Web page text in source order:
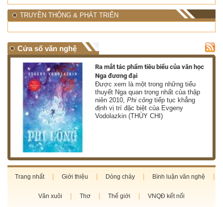
TRUYỀN THÔNG & PHÁT TRIỂN
Cửa sổ văn nghệ
Ra mắt tác phẩm tiêu biểu của văn học
Nga đương đại
Được xem là một trong những tiểu
thuyết Nga quan trọng nhất của thập
niên 2010,Phi công tiếp tục khẳng
định vị trí đặc biệt của Evgeny
Vodolazkin (THÙY CHI)
Trang nhất Giới thiệu Dòng chảy Bình luận văn nghệ
Văn xuôi Thơ Thế giới VNQĐ kết nối